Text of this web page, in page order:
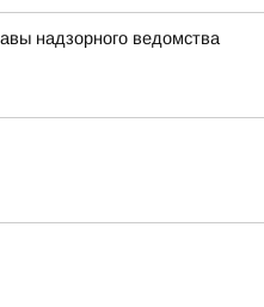
надзорного ведомства